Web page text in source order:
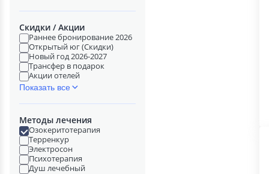
Скидки / Акции
Раннее бронирование 2026
Открытый юг (Скидки)
Новый год 2026-2027
Трансфер в подарок
Акции отелей
Показать все
Методы лечения
Озокеритотерапия
Терренкур
Электросон
Психотерапия
Душ лечебный